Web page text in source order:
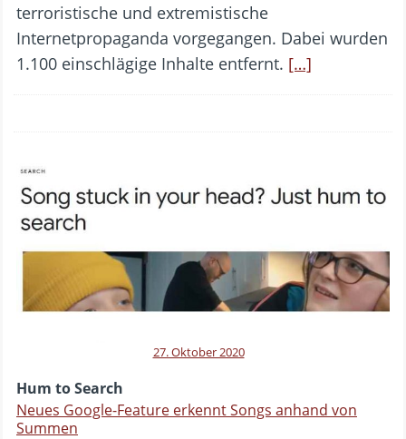
terroristische und extremistische
Internetpropaganda vorgegangen. Dabei wurden
1.100 einschlägige Inhalte entfernt. […]
27. Oktober 2020
Hum to Search
Neues Google-Feature erkennt Songs anhand von
Summen